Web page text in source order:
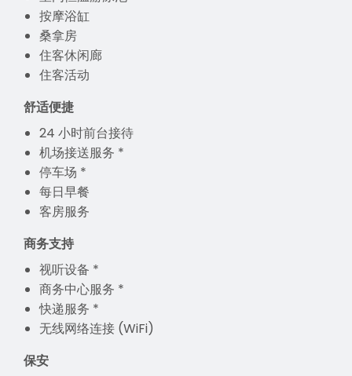
按摩浴缸
桑拿房
住客休闲廊
住客活动
舒适便捷
24 小时前台接待
机场接送服务 *
停车场 *
每日早餐
客房服务
商务支持
视听设备 *
商务中心服务 *
快递服务 *
无线网络连接 (WiFi)
保安